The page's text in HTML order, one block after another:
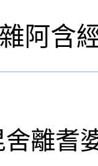
雜阿含
離耆